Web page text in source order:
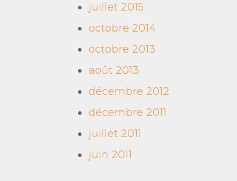
juillet 2015
octobre 2014
octobre 2013
août 2013
décembre 2012
décembre 2011
juillet 2011
juin 2011